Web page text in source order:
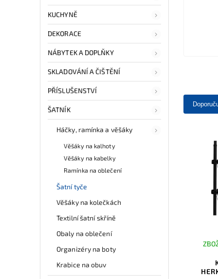
KUCHYNĚ
DEKORACE
NÁBYTEK A DOPLŇKY
SKLADOVÁNÍ A ČIŠTĚNÍ
PŘÍSLUŠENSTVÍ
ŠATNÍK
Háčky, ramínka a věšáky
Věšáky na kalhoty
Věšáky na kabelky
Ramínka na oblečení
Šatní tyče
Věšáky na kolečkách
Textilní šatní skříně
Obaly na oblečení
Organizéry na boty
Krabice na obuv